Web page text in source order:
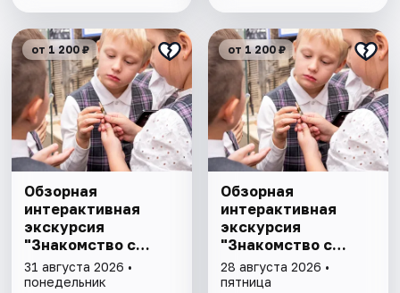
от 1 200 ₽
Обзорная
интерактивная
экскурсия
"Знакомство с
музеем"
31 августа 2026 •
понедельник
от 1 200 ₽
Обзорная
интерактивная
экскурсия
"Знакомство с
музеем"
28 августа 2026 •
пятница